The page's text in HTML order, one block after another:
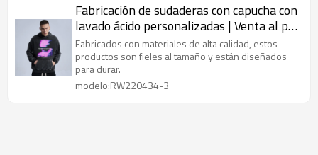
Fabricación de sudaderas con capucha con
lavado ácido personalizadas | Venta al por
mayor Sudadera con capucha 100%
algodón para hombre | Sudadera con
capucha con impresión por inyección
directa de High Street a la venta
Fabricados con materiales de alta calidad, estos
productos son fieles al tamaño y están diseñados
para durar.
modelo:RW220434-3